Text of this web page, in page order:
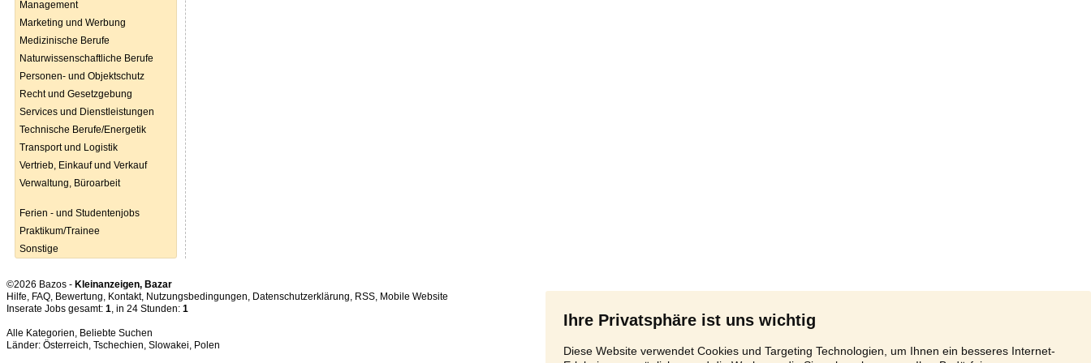
Ihre Privatsphäre ist uns wichtig
Diese Website verwendet Cookies und Targeting Technologien, um Ihnen ein besseres Internet-
Management
Marketing und Werbung
Medizinische Berufe
Naturwissenschaftliche Berufe
Personen- und Objektschutz
Recht und Gesetzgebung
Services und Dienstleistungen
Technische Berufe/Energetik
Transport und Logistik
Vertrieb, Einkauf und Verkauf
Verwaltung, Büroarbeit
Ferien - und Studentenjobs
Praktikum/Trainee
Sonstige
©2026 Bazos - Kleinanzeigen, Bazar
Hilfe, FAQ, Bewertung, Kontakt, Nutzungsbedingungen, Datenschutzerklärung, RSS,
Inserate Jobs gesamt: 1, in 24 Stunden: 1
Alle Kategorien, Beliebte Suchen
Länder: Österreich, Tschechien, Slowakei, Polen